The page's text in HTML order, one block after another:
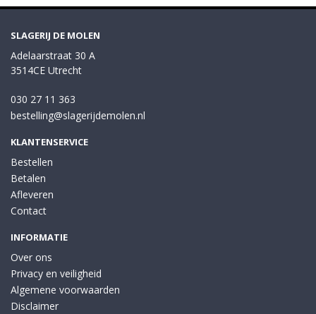
SLAGERIJ DE MOLEN
Adelaarstraat 30 A
3514CE Utrecht
030 27 11 363
bestelling@slagerijdemolen.nl
KLANTENSERVICE
Bestellen
Betalen
Afleveren
Contact
INFORMATIE
Over ons
Privacy en veiligheid
Algemene voorwaarden
Disclaimer